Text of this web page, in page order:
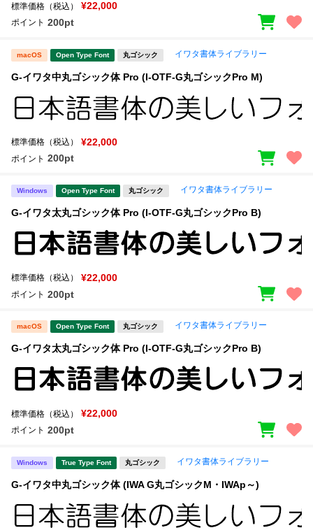
標準価格（税込） ¥22,000
ポイント 200pt
macOS Open Type Font 丸ゴシック イワタ書体ライブラリー
G-イワタ中丸ゴシック体 Pro (I-OTF-G丸ゴシックPro M)
標準価格（税込） ¥22,000
ポイント 200pt
Windows Open Type Font 丸ゴシック イワタ書体ライブラリー
G-イワタ太丸ゴシック体 Pro (I-OTF-G丸ゴシックPro B)
標準価格（税込） ¥22,000
ポイント 200pt
macOS Open Type Font 丸ゴシック イワタ書体ライブラリー
G-イワタ太丸ゴシック体 Pro (I-OTF-G丸ゴシックPro B)
標準価格（税込） ¥22,000
ポイント 200pt
Windows True Type Font 丸ゴシック イワタ書体ライブラリー
G-イワタ中丸ゴシック体 (IWA G丸ゴシックM・IWAp～)